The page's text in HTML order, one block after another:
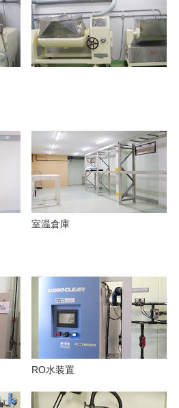
室温倉庫
RO水装置